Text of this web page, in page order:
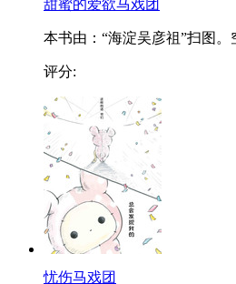
甜蜜的爱欲马戏团
本书由：“海淀吴彦祖”扫图
评分:
忧伤马戏团